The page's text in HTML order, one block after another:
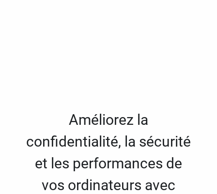
Améliorez la
confidentialité, la sécurité
et les performances de
vos ordinateurs avec